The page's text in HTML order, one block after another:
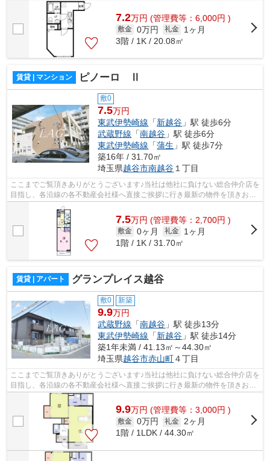
7.2万円 (管理費等：6,000円 )
敷金 0万円 礼金
1ヶ月
3階 / 1K / 20.08㎡
賃貸 | マンション ピノーロ Ⅱ
敷0
7.5万円
東武伊勢崎線 「新越谷 」駅 徒歩6分
武蔵野線 「南越谷 」駅 徒歩6分
東武伊勢崎線 「蒲生 」駅 徒歩7分
築16年 / 31.70㎡
埼玉県越谷市南越谷 １丁目
ここまでご覧頂きありがとうございます♪当社は他社に負けない総合仲介店を
目指し、各沿線の各不動産会社様へ直接ご挨拶に行き最新の物件を頂きお客
様へ提供しております！最新の情報は...
7.5万円 (管理費等：2,700円 )
敷金 0ヶ月 礼金
1ヶ月
1階 / 1K / 31.70㎡
賃貸 | アパート グランプレイス越谷
敷0 新築
9.9万円
武蔵野線 「南越谷 」駅 徒歩13分
東武伊勢崎線 「新越谷 」駅 徒歩14分
築1年未満 / 41.13㎡～44.30㎡
埼玉県越谷市赤山町４丁目
ここまでご覧頂きありがとうございます♪当社は他社に負けない総合仲介店を
目指し、各沿線の各不動産会社様へ直接ご挨拶に行き最新の物件を頂きお客
様へ提供しております！最新の情報は...
9.9万円 (管理費等：3,000円 )
敷金 0万円 礼金 2ヶ月
1階 / 1LDK / 44.30㎡